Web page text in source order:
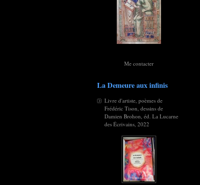
Me contacter
La Demeure aux infinis
Livre d'artiste, poèmes de
Frédéric Tison, dessins de
Damien Brohon, éd. La Lucarne
des Écrivains, 2022